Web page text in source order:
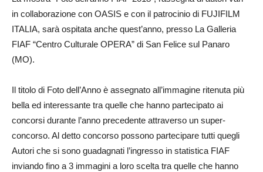
in collaborazione con OASIS e con il patrocinio di FUJIFILM
ITALIA, sarà ospitata anche quest’anno, presso La Galleria
FIAF “Centro Culturale OPERA” di San Felice sul Panaro
(MO).
Il titolo di Foto dell’Anno è assegnato all’immagine ritenuta più
bella ed interessante tra quelle che hanno partecipato ai
concorsi durante l’anno precedente attraverso un super-
concorso. Al detto concorso possono partecipare tutti quegli
Autori che si sono guadagnati l’ingresso in statistica FIAF
inviando fino a 3 immagini a loro scelta tra quelle che hanno